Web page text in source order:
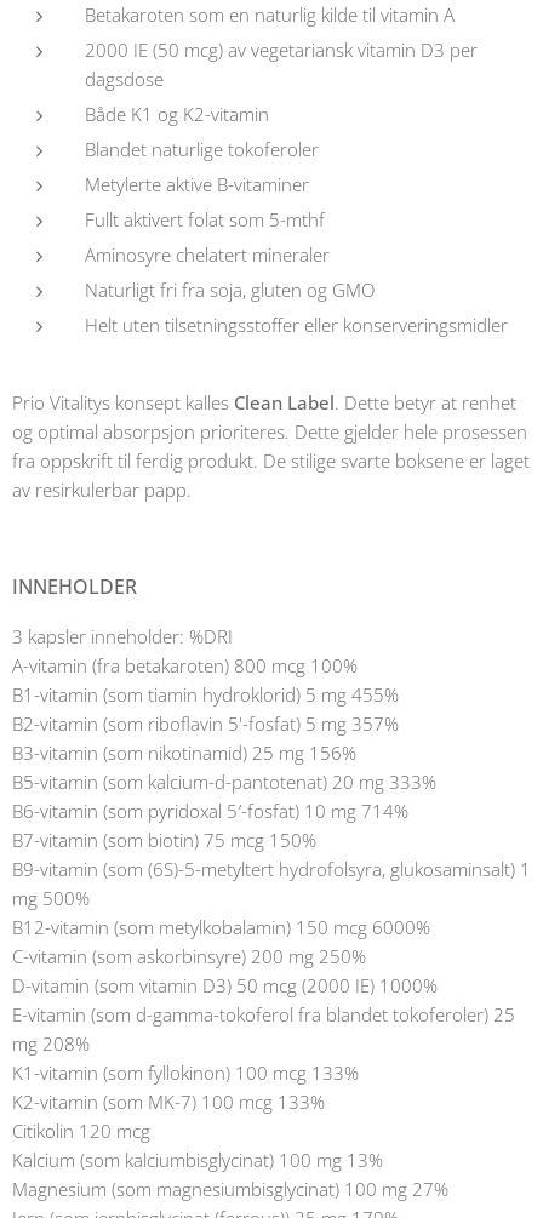
Betakaroten som en naturlig kilde til vitamin A
2000 IE (50 mcg) av vegetariansk vitamin D3 per
dagsdose
Både K1 og K2-vitamin
Blandet naturlige tokoferoler
Metylerte aktive B-vitaminer
Fullt aktivert folat som 5-mthf
Aminosyre chelatert mineraler
Naturligt fri fra soja, gluten og GMO
Helt uten tilsetningsstoffer eller konserveringsmidler
Prio Vitalitys konsept kalles Clean Label. Dette betyr at renhet
og optimal absorpsjon prioriteres. Dette gjelder hele prosessen
fra oppskrift til ferdig produkt. De stilige svarte boksene er laget
av resirkulerbar papp.
INNEHOLDER
3 kapsler inneholder: %DRI
A-vitamin (fra betakaroten) 800 mcg 100%
B1-vitamin (som tiamin hydroklorid) 5 mg 455%
B2-vitamin (som riboflavin 5'-fosfat) 5 mg 357%
B3-vitamin (som nikotinamid) 25 mg 156%
B5-vitamin (som kalcium-d-pantotenat) 20 mg 333%
B6-vitamin (som pyridoxal 5′-fosfat) 10 mg 714%
B7-vitamin (som biotin) 75 mcg 150%
B9-vitamin (som (6S)-5-metyltert hydrofolsyra, glukosaminsalt) 1
mg 500%
B12-vitamin (som metylkobalamin) 150 mcg 6000%
C-vitamin (som askorbinsyre) 200 mg 250%
D-vitamin (som vitamin D3) 50 mcg (2000 IE) 1000%
E-vitamin (som d-gamma-tokoferol fra blandet tokoferoler) 25
mg 208%
K1-vitamin (som fyllokinon) 100 mcg 133%
K2-vitamin (som MK-7) 100 mcg 133%
Citikolin 120 mcg
Kalcium (som kalciumbisglycinat) 100 mg 13%
Magnesium (som magnesiumbisglycinat) 100 mg 27%